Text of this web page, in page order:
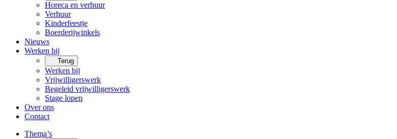
Horeca en verhuur
Verhuur
Kinderfeestje
Boerderijwinkels
Nieuws
Werken bij
Terug
Werken bij
Vrijwilligerswerk
Begeleid vrijwilligerswerk
Stage lopen
Over ons
Contact
Thema’s